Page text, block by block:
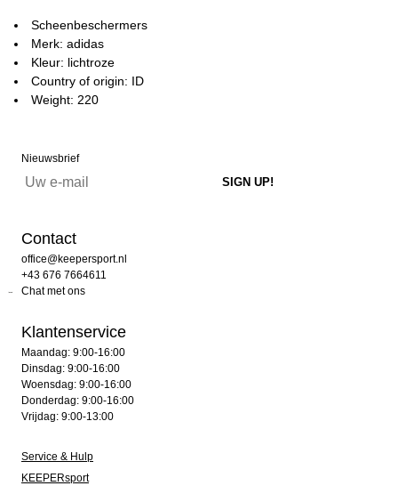
Scheenbeschermers
Merk: adidas
Kleur: lichtroze
Country of origin: ID
Weight: 220
Nieuwsbrief
Contact
office@keepersport.nl
+43 676 7664611
Chat met ons
Klantenservice
Maandag: 9:00-16:00
Dinsdag: 9:00-16:00
Woensdag: 9:00-16:00
Donderdag: 9:00-16:00
Vrijdag: 9:00-13:00
Service & Hulp
KEEPERsport